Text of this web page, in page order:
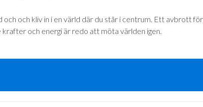
och kliv in i en värld där du står i centrum. Ett avbrott
och energi är redo att möta världen igen.